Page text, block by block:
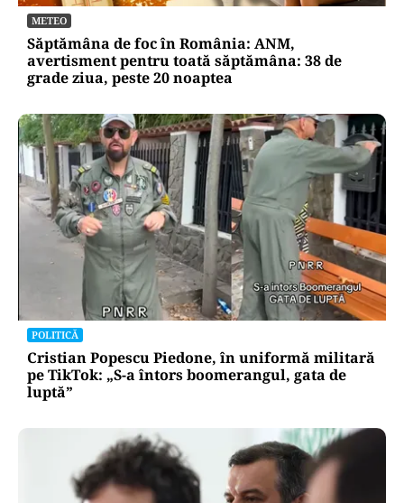
METEO
Săptămâna de foc în România: ANM,
avertisment pentru toată săptămâna: 38 de
grade ziua, peste 20 noaptea
POLITICĂ
Cristian Popescu Piedone, în uniformă militară
pe TikTok: „S-a întors boomerangul, gata de
luptă”